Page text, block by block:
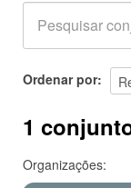
Ordenar por
1
Organizações: